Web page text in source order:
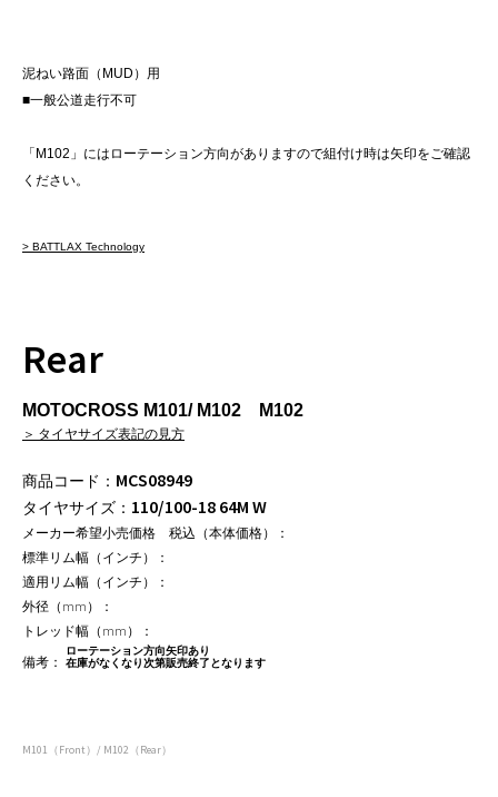
泥ねい路面（MUD）用
■一般公道走行不可
「M102」にはローテーション方向がありますので組付け時は矢印をご確認
ください。
> BATTLAX Technology
Rear
MOTOCROSS M101/ M102 M102
＞ タイヤサイズ表記の見方
MCS08949
110/100-18 64M W
ローテーション方向矢印あり
在庫がなくなり次第販売終了となります
M101（Front）/ M102（Rear）